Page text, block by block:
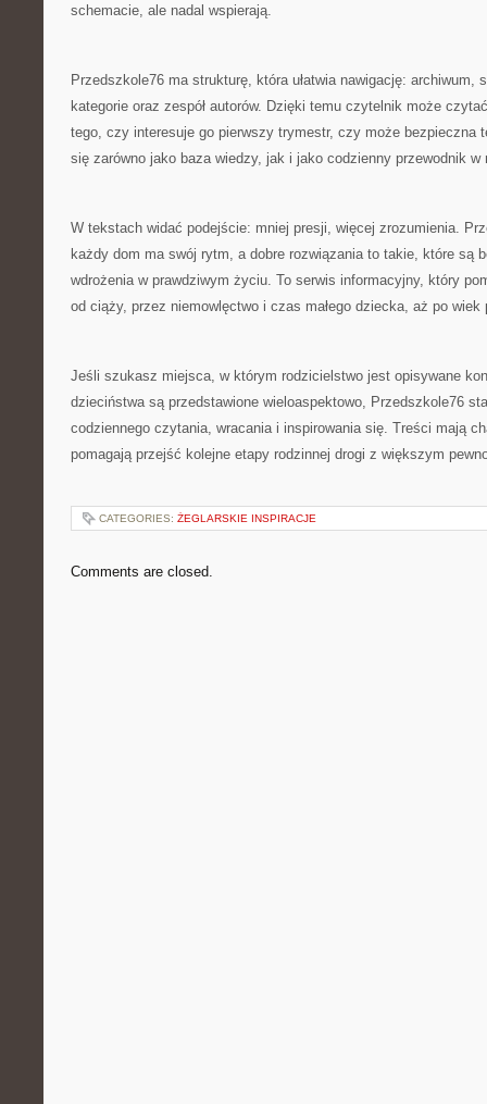
schemacie, ale nadal wspierają.
Przedszkole76 ma strukturę, która ułatwia nawigację: archiwum,
kategorie oraz zespół autorów. Dzięki temu czytelnik może
tego, czy interesuje go pierwszy trymestr, czy może bezpieczna
się zarówno jako baza wiedzy, jak i jako codzienny przewodnik
W tekstach widać podejście: mniej presji, więcej zrozumienia.
każdy dom ma swój rytm, a dobre rozwiązania to takie, które są
wdrożenia w prawdziwym życiu. To serwis informacyjny, który
od ciąży, przez niemowlęctwo i czas małego dziecka, aż po wiek
Jeśli szukasz miejsca, w którym rodzicielstwo jest opisywane
dzieciństwa są przedstawione wieloaspektowo, Przedszkole76
codziennego czytania, wracania i inspirowania się. Treści mają
pomagają przejść kolejne etapy rodzinnej drogi z większym
CATEGORIES: ŻEGLARSKIE INSPIRACJE
Comments are closed.